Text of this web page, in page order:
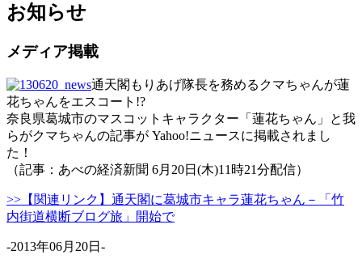
お知らせ
メディア掲載
通天閣もりあげ隊長を務めるクマちゃんが蓮
花ちゃんをエスコート!?
奈良県葛城市のマスコットキャラクター「蓮花ちゃん」と我
らがクマちゃんの記事が Yahoo!ニュースに掲載されまし
た！
（記事：あべの経済新聞 6月20日(木)11時21分配信）
>>【関連リンク】通天閣に葛城市キャラ蓮花ちゃん－「竹
内街道横断ブログ旅」開始で
-2013年06月20日-